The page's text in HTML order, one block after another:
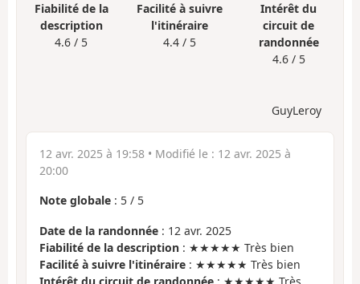
Fiabilité de la
description
4.6 / 5
Facilité à suivre
l'itinéraire
4.4 / 5
Intérêt du
circuit de
randonnée
4.6 / 5
GuyLeroy
12 avr. 2025 à 19:58 • Modifié le : 12 avr. 2025 à
20:00
Note globale : 5 / 5
Date de la randonnée : 12 avr. 2025
Fiabilité de la description : ★★★★★ Très bien
Facilité à suivre l'itinéraire : ★★★★★ Très bien